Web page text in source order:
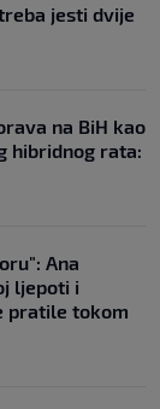
jesti dvije
na BiH kao
hibridnog rata:
Ana
ljepoti i
pratile tokom